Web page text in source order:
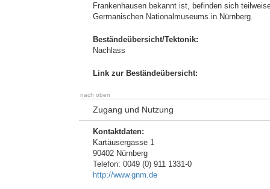
Frankenhausen bekannt ist, befinden sich
Germanischen Nationalmuseums in Nürnberg.
Beständeübersicht/Tektonik:
Nachlass
Link zur Beständeübersicht:
nach oben
Zugang und Nutzung
Kontaktdaten:
Kartäusergasse 1
90402 Nürnberg
Telefon: 0049 (0) 911 1331-0
http://www.gnm.de